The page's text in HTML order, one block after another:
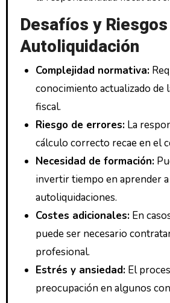
Desafíos y
Autoliquidación
Complejidad normativa:
conocimiento actualizado de
fiscal.
Riesgo de errores:La
cálculo correcto recae en el
Necesidad de formación:
invertir tiempo en aprender
autoliquidaciones.
Costes adicionales:En
puede ser necesario
profesional.
Estrés y ansiedad:El
preocupación en algunos